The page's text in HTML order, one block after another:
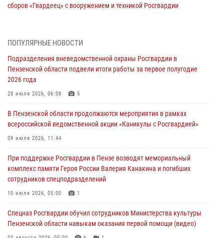
сборов «Гвардеец» с вооружением и техникой Росгвардии
В Пензе сотрудники Росгвардии оказали помощь
05 августа 2026, 04:00
В Пензе при силовой поддержке Росгвардии пресечена
деятельность ОПГ, маскировавшейся под реабилитационный центр
4
В Управлении Росгвардии по Пензенской области подвели итоги
04 августа 2026, 06:08
Росгвардия обеспечила безопасность праздничных мероприятий в
День ВДВ в Пензе
ПОПУЛЯРНЫЕ НОВОСТИ
Подразделения вневедомственной охраны Росгвардии в
Пензенской области подвели итоги работы за первое полугодие
2026 года
28 июля 2026, 06:08 5
В Пензенской области продолжаются мероприятия в рамках
всероссийской ведомственной акции «Каникулы с Росгвардией»
09 июля 2026, 11:44
При поддержке Росгвардии в Пензе возводят мемориальный
комплекс памяти Героя России Валерия Канакина и погибших
сотрудников спецподразделений
10 июля 2026, 05:00 1
Спецназ Росгвардии обучил сотрудников Министерства культуры
Пензенской области навыкам оказания первой помощи (видео)